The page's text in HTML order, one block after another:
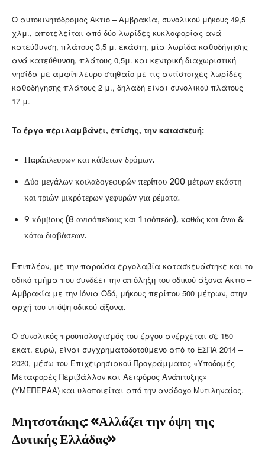
Ο αυτοκινητόδρομος Άκτιο – Αμβρακία, συνολικού μήκους 49,5
χλμ., αποτελείται από δύο λωρίδες κυκλοφορίας ανά
κατεύθυνση, πλάτους 3,5 μ. εκάστη, μία λωρίδα καθοδήγησης
ανά κατεύθυνση, πλάτους 0,5μ. και κεντρική διαχωριστική
νησίδα με αμφίπλευρο στηθαίο με τις αντίστοιχες λωρίδες
καθοδήγησης πλάτους 2 μ., δηλαδή είναι συνολικού πλάτους
17 μ.
Το έργο περιλαμβάνει, επίσης, την κατασκευή:
Παράπλευρων και κάθετων δρόμων.
Δύο μεγάλων κοιλαδογεφυρών περίπου 200 μέτρων εκάστη
και τριών μικρότερων γεφυρών για ρέματα.
9 κόμβους (8 ανισόπεδους και 1 ισόπεδο), καθώς και άνω &
κάτω διαβάσεων.
Επιπλέον, με την παρούσα εργολαβία κατασκευάστηκε και το
οδικό τμήμα που συνδέει την απόληξη του οδικού άξονα Άκτιο –
Αμβρακία με την Ιόνια Οδό, μήκους περίπου 500 μέτρων, στην
αρχή του υπόψη οδικού άξονα.
Ο συνολικός προϋπολογισμός του έργου ανέρχεται σε 150
εκατ. ευρώ, είναι συγχρηματοδοτούμενο από το ΕΣΠΑ 2014 –
2020, μέσω του Επιχειρησιακού Προγράμματος «Υποδομές
Μεταφορές Περιβάλλον και Αειφόρος Ανάπτυξης»
(ΥΜΕΠΕΡΑΑ) και υλοποιείται από την ανάδοχο Μυτιληναίος.
Μητσοτάκης: «Αλλάζει την όψη της
Δυτικής Ελλάδας»